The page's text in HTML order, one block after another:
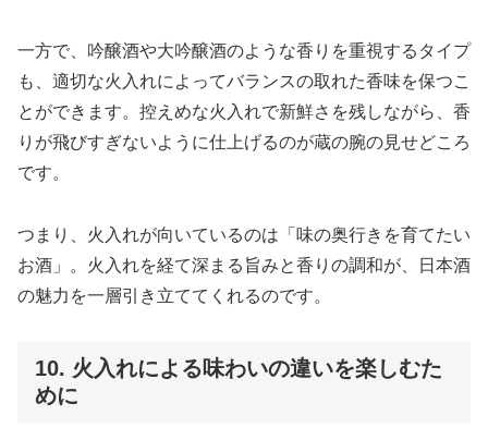
一方で、吟醸酒や大吟醸酒のような香りを重視するタイプ
も、適切な火入れによってバランスの取れた香味を保つこ
とができます。控えめな火入れで新鮮さを残しながら、香
りが飛びすぎないように仕上げるのが蔵の腕の見せどころ
です。
つまり、火入れが向いているのは「味の奥行きを育てたい
お酒」。火入れを経て深まる旨みと香りの調和が、日本酒
の魅力を一層引き立ててくれるのです。
10. 火入れによる味わいの違いを楽しむた
めに